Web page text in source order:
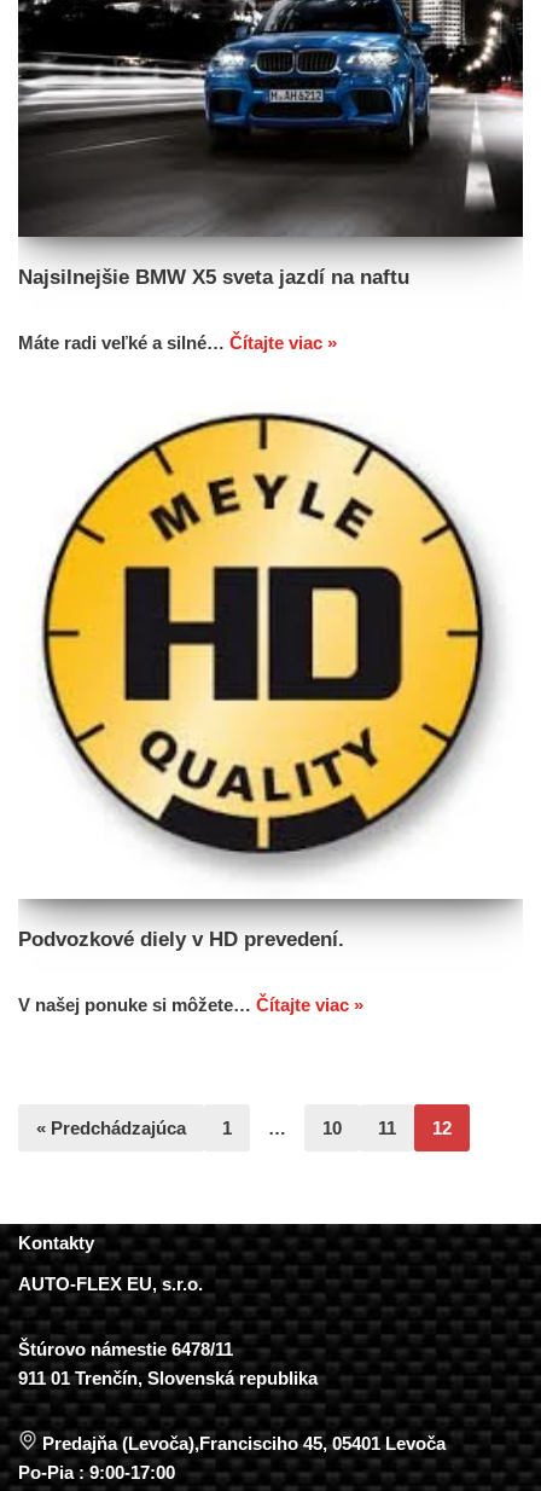
Najsilnejšie BMW X5 sveta jazdí na naftu
Máte radi veľké a silné… Čítajte viac »
Podvozkové diely v HD prevedení.
V našej ponuke si môžete… Čítajte viac »
« Predchádzajúca 1 … 10 11 12
Kontakty
AUTO-FLEX EU, s.r.o.
Štúrovo námestie 6478/11
911 01 Trenčín, Slovenská republika
Predajňa (Levoča),Francisciho 45, 05401 Levoča
Po-Pia : 9:00-17:00